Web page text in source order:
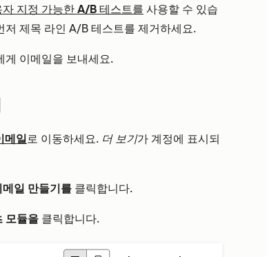
자 지정 가능한 A/B 테스트를 사용할 수 있습
제목 라인 A/B 테스트를 제거하세요.
게 이메일을 보내세요.
메일로 이동하세요. 더 보기가 계정에 표시되
메일 만들기를 클릭합니다.
모듈을 클릭합니다.